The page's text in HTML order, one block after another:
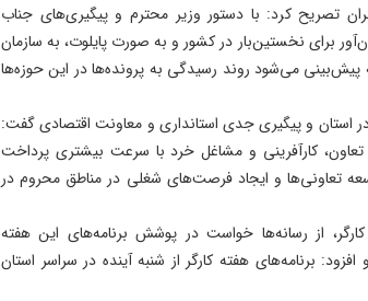
تصریح کرد: با دستور وزیر محترم و پیگیری‌های جناب
برای نخستین‌بار در کشور و به صورت پایلوت، به سازمان
پیش‌بینی می‌شود روند رسیدگی به پرونده‌ها در این حوزه‌ها
در استان و پیگیری جدی استانداری و معاونت اقتصادی گفت:
تعاون، کارآفرینی و مشاغل خرد با سرعت بیشتری پرداخت
تعاونی‌ها و ایجاد فرصت‌های شغلی در مناطق محروم در
از رسانه‌ها خواست در پوشش برنامه‌های این هفته
برنامه‌های هفته کارگر از شنبه آینده در سراسر استان